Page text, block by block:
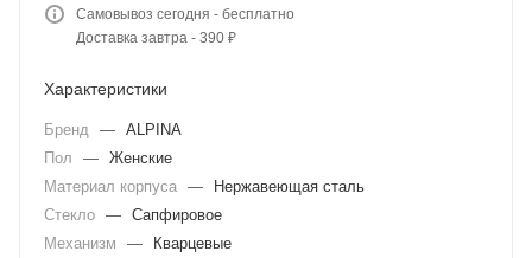
Самовывоз сегодня - бесплатно
Доставка завтра - 390 ₽
Характеристики
Бренд — ALPINA
Пол
— Женские
Материал корпуса —
Нержавеющая сталь
Стекло — Сапфировое
Механизм
—
Кварцевые